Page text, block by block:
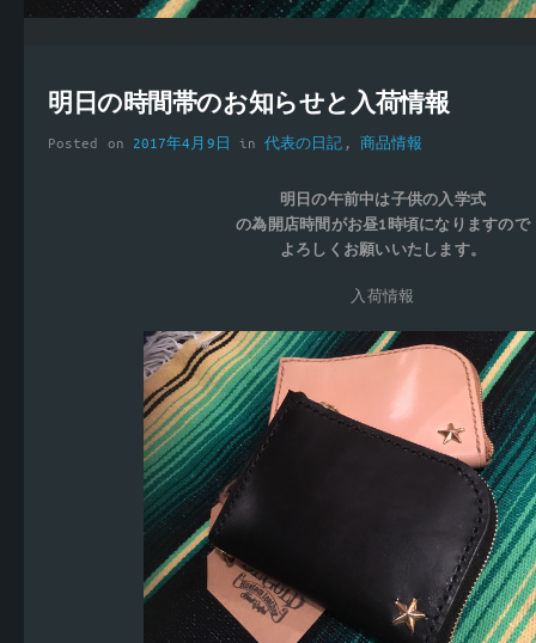
明日の時間帯のお知らせと入荷情報
Posted on 2017年4月9日 in代表の日記 , 商品情報
明日の午前中は子供の入学式
の為開店時間がお昼1時頃になりますので
よろしくお願いいたします。
入荷情報